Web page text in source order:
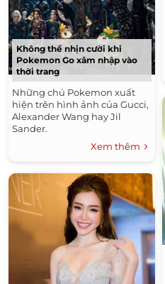
Không thể nhịn cười khi
Pokemon Go xâm nhập vào
thời trang
Những chú Pokemon xuất
hiện trên hình ảnh của Gucci,
Alexander Wang hay Jil
Sander.
Xem thêm